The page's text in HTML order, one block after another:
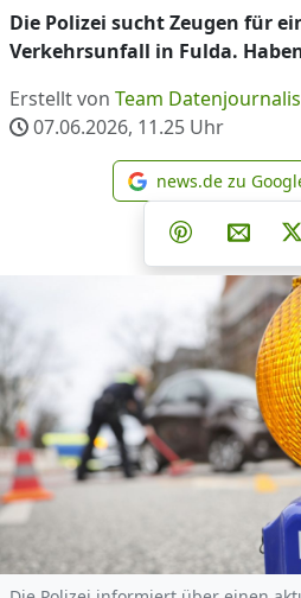
Die Polizei sucht Zeugen für
Verkehrsunfall in Fulda.
Erstellt von Team
07.06.2026, 11.25 Uhr
news.de zu
Teilen auf
Teilen auf
Per